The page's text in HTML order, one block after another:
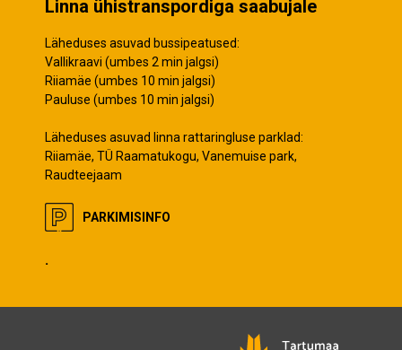
Linna ühistranspordiga saabujale
Läheduses asuvad bussipeatused:
Vallikraavi (umbes 2 min jalgsi)
Riiamäe (umbes 10 min jalgsi)
Pauluse (umbes 10 min jalgsi)
Läheduses asuvad linna rattaringluse parklad:
Riiamäe, TÜ Raamatukogu, Vanemuise park,
Raudteejaam
PARKIMISINFO
.